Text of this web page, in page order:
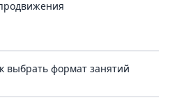
выбрать формат занятий